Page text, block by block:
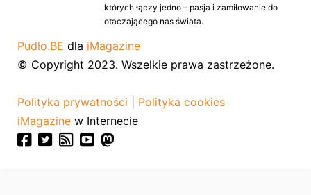
których łączy jedno – pasja i zamiłowanie do
otaczającego nas świata.
Pudło.BE dla iMagazine
© Copyright 2023. Wszelkie prawa zastrzeżone.
Polityka prywatności
Polityka cookies
iMagazine w Internecie